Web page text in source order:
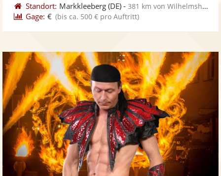
Standort: Markkleeberg (DE) -381 km von Wilhelmshaven
Gage: € (bis ca. 500 € pro Auftritt)